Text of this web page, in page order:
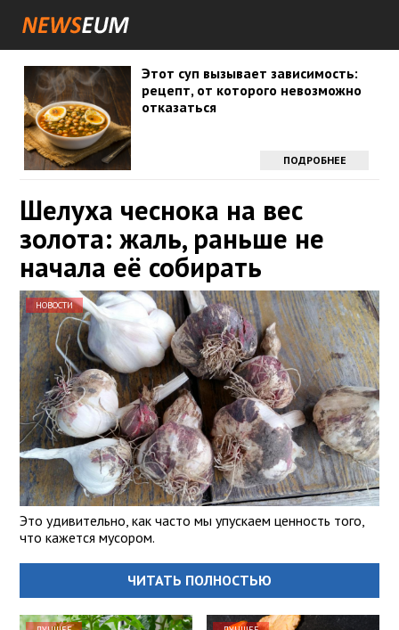
Этот суп вызывает зависимость:
рецепт, от которого невозможно
отказаться
ПОДРОБНЕЕ
Шелуха чеснока на вес
золота: жаль, раньше не
начала её собирать
НОВОСТИ
Это удивительно, как часто мы упускаем ценность того,
что кажется мусором.
ЧИТАТЬ ПОЛНОСТЬЮ